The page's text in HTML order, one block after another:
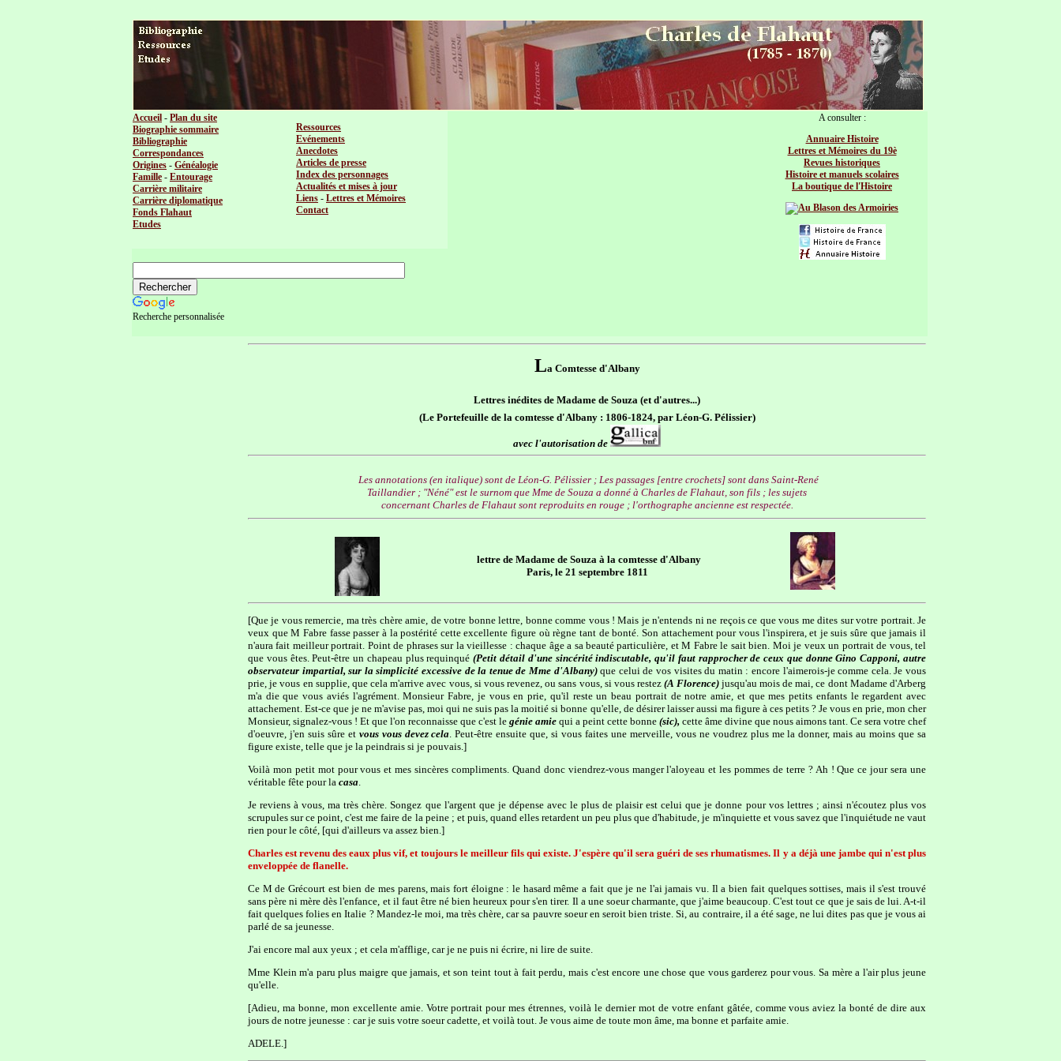
Accueil - Plan du site
Biographie sommaire
Bibliographie
Correspondances
Origines - Généalogie
Famille - Entourage
Carrière militaire
Carrière diplomatique
Fonds Flahaut
Etudes
Ressources
Evénements
Anecdotes
Articles de presse
Index des personnages
Actualités et mises à jour
Liens - Lettres et Mémoires
Contact
A consulter :
Annuaire Histoire
Lettres et Mémoires du 19è
Revues historiques
Histoire et manuels scolaires
La boutique de l'Histoire
Recherche personnalisée
La Comtesse d'Albany
Lettres inédites de Madame de Souza (et d'autres...)
(Le Portefeuille de la comtesse d'Albany : 1806-1824, par Léon-G. Pélissier)
avec l'autorisation de
Les annotations (en italique) sont de Léon-G. Pélissier ; Les passages [entre crochets] sont dans Saint-René
Taillandier ; "Néné" est le surnom que Mme de Souza a donné à Charles de Flahaut, son fils ; les sujets
concernant Charles de Flahaut sont reproduits en rouge ; l'orthographe ancienne est respectée.
lettre de Madame de Souza à la comtesse d'Albany
Paris, le 21 septembre 1811
[Que je vous remercie, ma très chère amie, de votre bonne lettre, bonne comme vous ! Mais je n'entends ni ne reçois ce que vous me dites sur votre portrait. Je
veux que M Fabre fasse passer à la postérité cette excellente figure où règne tant de bonté. Son attachement pour vous l'inspirera, et je suis sûre que jamais il
n'aura fait meilleur portrait. Point de phrases sur la vieillesse : chaque âge a sa beauté particulière, et M Fabre le sait bien. Moi je veux un portrait de vous, tel
que vous êtes. Peut-être un chapeau plus requinqué(Petit détail d'une sincérité indiscutable, qu'il faut rapprocher de ceux que donne Gino Capponi, autre
observateur impartial, sur la simplicité excessive de la tenue de Mme d'Albany)que celui de vos visites du matin : encore l'aimerois-je comme cela. Je vous
prie, je vous en supplie, que cela m'arrive avec vous, si vous revenez, ou sans vous, si vous restez(A Florence)jusqu'au mois de mai, ce dont Madame d'Arberg
m'a die que vous aviés l'agrément. Monsieur Fabre, je vous en prie, qu'il reste un beau portrait de notre amie, et que mes petits enfants le regardent avec
attachement. Est-ce que je ne m'avise pas, moi qui ne suis pas la moitié si bonne qu'elle, de désirer laisser aussi ma figure à ces petits ? Je vous en prie, mon cher
Monsieur, signalez-vous ! Et que l'on reconnaisse que c'est le génie amie qui a peint cette bonne (sic), cette âme divine que nous aimons tant. Ce sera votre chef
d'oeuvre, j'en suis sûre et vous vous devez cela. Peut-être ensuite que, si vous faites une merveille, vous ne voudrez plus me la donner, mais au moins que sa
figure existe, telle que je la peindrais si je pouvais.]
Voilà mon petit mot pour vous et mes sincères compliments. Quand donc viendrez-vous manger l'aloyeau et les pommes de terre ? Ah ! Que ce jour sera une
véritable fête pour la casa.
Je reviens à vous, ma très chère. Songez que l'argent que je dépense avec le plus de plaisir est celui que je donne pour vos lettres ; ainsi n'écoutez plus vos
scrupules sur ce point, c'est me faire de la peine ; et puis, quand elles retardent un peu plus que d'habitude, je m'inquiette et vous savez que l'inquiétude ne vaut
rien pour le côté, [qui d'ailleurs va assez bien.]
Charles est revenu des eaux plus vif, et toujours le meilleur fils qui existe. J'espère qu'il sera guéri de ses rhumatismes. Il y a déjà une jambe qui n'est plus
enveloppée de flanelle.
Ce M de Grécourt est bien de mes parens, mais fort éloigne : le hasard même a fait que je ne l'ai jamais vu. Il a bien fait quelques sottises, mais il s'est trouvé
sans père ni mère dès l'enfance, et il faut être né bien heureux pour s'en tirer. Il a une soeur charmante, que j'aime beaucoup. C'est tout ce que je sais de lui. A-t-il
fait quelques folies en Italie ? Mandez-le moi, ma très chère, car sa pauvre soeur en seroit bien triste. Si, au contraire, il a été sage, ne lui dites pas que je vous ai
parlé de sa jeunesse.
J'ai encore mal aux yeux ; et cela m'afflige, car je ne puis ni écrire, ni lire de suite.
Mme Klein m'a paru plus maigre que jamais, et son teint tout à fait perdu, mais c'est encore une chose que vous garderez pour vous. Sa mère a l'air plus jeune
qu'elle.
[Adieu, ma bonne, mon excellente amie. Votre portrait pour mes étrennes, voilà le dernier mot de votre enfant gâtée, comme vous aviez la bonté de dire aux
jours de notre jeunesse : car je suis votre soeur cadette, et voilà tout. Je vous aime de toute mon âme, ma bonne et parfaite amie.
ADELE.]